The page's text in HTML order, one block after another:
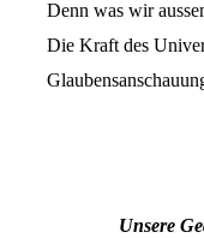
Denn was wir
Die Kraft des
Unsere